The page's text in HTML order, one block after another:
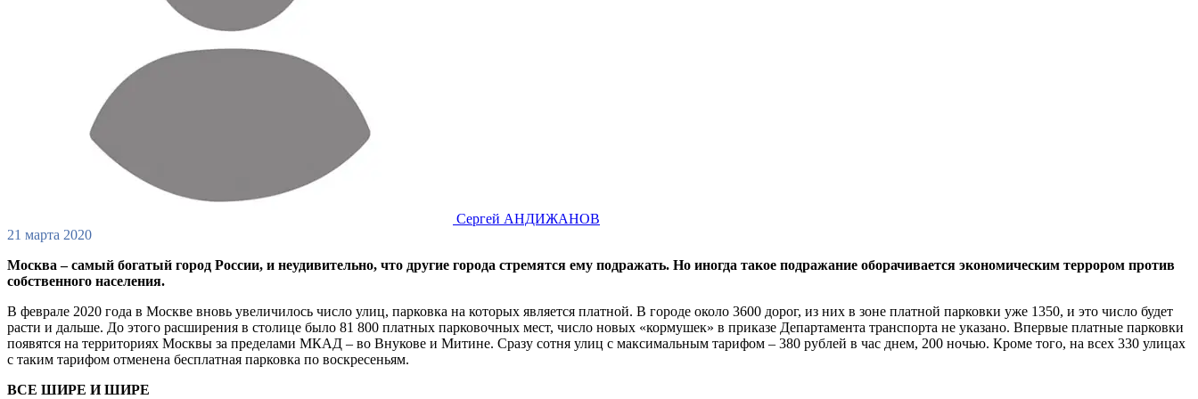
Сергей АНДИЖАНОВ
21 марта 2020
Москва – самый богатый город России, и неудивительно, что другие города стремятся ему подражать. Но иногда такое подражание оборачивается экономическим террором против
собственного населения.
В феврале 2020 года в Москве вновь увеличилось число улиц, парковка на которых является платной. В городе около 3600 дорог, из них в зоне платной парковки уже 1350, и это число будет
расти и дальше. До этого расширения в столице было 81 800 платных парковочных мест, число новых «кормушек» в приказе Департамента транспорта не указано. Впервые платные парковки
появятся на территориях Москвы за пределами МКАД – во Внукове и Митине. Сразу сотня улиц с максимальным тарифом – 380 рублей в час днем, 200 ночью. Кроме того, на всех 330 улицах
с таким тарифом отменена бесплатная парковка по воскресеньям.
ВСЕ ШИРЕ И ШИРЕ